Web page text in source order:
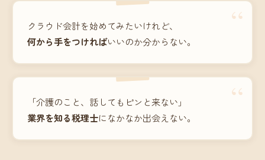
“
クラウド会計を始めてみたいけれど、
何から手をつければいいのか分からない。
“
「介護のこと、話してもピンと来ない」
業界を知る税理士になかなか出会えない。